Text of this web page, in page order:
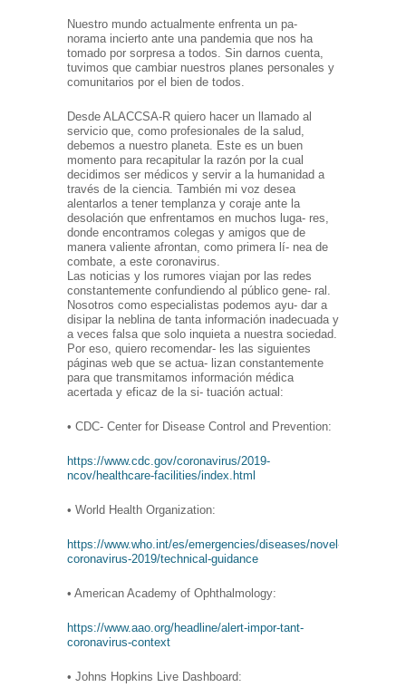
Nuestro mundo actualmente enfrenta un pa-
norama incierto ante una pandemia que nos ha
tomado por sorpresa a todos. Sin darnos cuenta,
tuvimos que cambiar nuestros planes personales y
comunitarios por el bien de todos.
Desde ALACCSA-R quiero hacer un llamado al
servicio que, como profesionales de la salud,
debemos a nuestro planeta. Este es un buen
momento para recapitular la razón por la cual
decidimos ser médicos y servir a la humanidad a
través de la ciencia. También mi voz desea
alentarlos a tener templanza y coraje ante la
desolación que enfrentamos en muchos luga- res,
donde encontramos colegas y amigos que de
manera valiente afrontan, como primera lí- nea de
combate, a este coronavirus.
Las noticias y los rumores viajan por las redes
constantemente confundiendo al público gene- ral.
Nosotros como especialistas podemos ayu- dar a
disipar la neblina de tanta información inadecuada y
a veces falsa que solo inquieta a nuestra sociedad.
Por eso, quiero recomendar- les las siguientes
páginas web que se actua- lizan constantemente
para que transmitamos información médica
acertada y eficaz de la si- tuación actual:
• CDC- Center for Disease Control and Prevention:
https://www.cdc.gov/coronavirus/2019-
ncov/healthcare-facilities/index.html
• World Health Organization:
https://www.who.int/es/emergencies/diseases/novel-
coronavirus-2019/technical-guidance
• American Academy of Ophthalmology:
https://www.aao.org/headline/alert-impor-tant-
coronavirus-context
• Johns Hopkins Live Dashboard: